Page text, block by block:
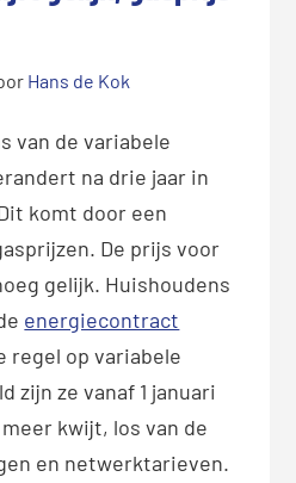
Hans de Kok
van de variabele
na drie jaar in
komt door een
De prijs voor
gelijk. Huishoudens
energiecontract
regel op variabele
zijn ze vanaf 1 januari
kwijt, los van de
en netwerktarieven.